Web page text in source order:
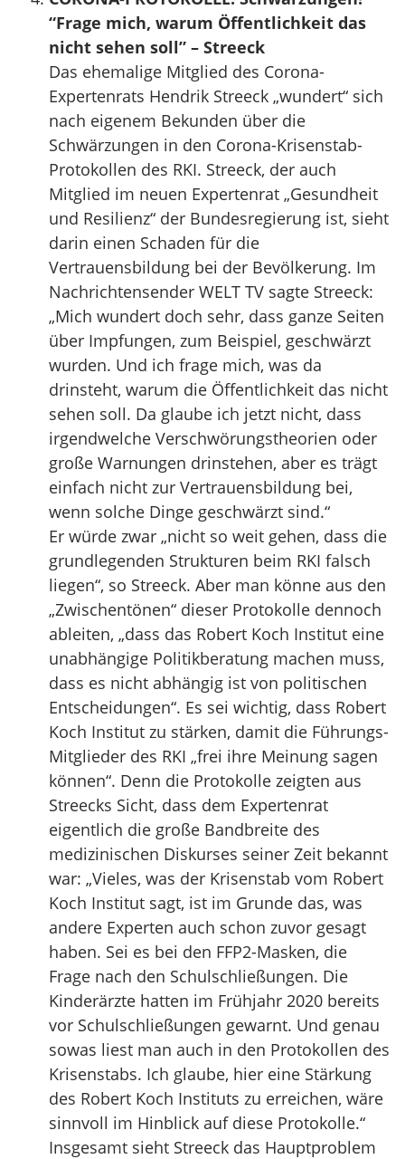
“Frage mich, warum Öffentlichkeit das
nicht sehen soll” – Streeck
Das ehemalige Mitglied des Corona-
Expertenrats Hendrik Streeck „wundert“ sich
nach eigenem Bekunden über die
Schwärzungen in den Corona-Krisenstab-
Protokollen des RKI. Streeck, der auch
Mitglied im neuen Expertenrat „Gesundheit
und Resilienz“ der Bundesregierung ist, sieht
darin einen Schaden für die
Vertrauensbildung bei der Bevölkerung. Im
Nachrichtensender WELT TV sagte Streeck:
„Mich wundert doch sehr, dass ganze Seiten
über Impfungen, zum Beispiel, geschwärzt
wurden. Und ich frage mich, was da
drinsteht, warum die Öffentlichkeit das nicht
sehen soll. Da glaube ich jetzt nicht, dass
irgendwelche Verschwörungstheorien oder
große Warnungen drinstehen, aber es trägt
einfach nicht zur Vertrauensbildung bei,
wenn solche Dinge geschwärzt sind.“
Er würde zwar „nicht so weit gehen, dass die
grundlegenden Strukturen beim RKI falsch
liegen“, so Streeck. Aber man könne aus den
„Zwischentönen“ dieser Protokolle dennoch
ableiten, „dass das Robert Koch Institut eine
unabhängige Politikberatung machen muss,
dass es nicht abhängig ist von politischen
Entscheidungen“. Es sei wichtig, dass Robert
Koch Institut zu stärken, damit die Führungs-
Mitglieder des RKI „frei ihre Meinung sagen
können“. Denn die Protokolle zeigten aus
Streecks Sicht, dass dem Expertenrat
eigentlich die große Bandbreite des
medizinischen Diskurses seiner Zeit bekannt
war: „Vieles, was der Krisenstab vom Robert
Koch Institut sagt, ist im Grunde das, was
andere Experten auch schon zuvor gesagt
haben. Sei es bei den FFP2-Masken, die
Frage nach den Schulschließungen. Die
Kinderärzte hatten im Frühjahr 2020 bereits
vor Schulschließungen gewarnt. Und genau
sowas liest man auch in den Protokollen des
Krisenstabs. Ich glaube, hier eine Stärkung
des Robert Koch Instituts zu erreichen, wäre
sinnvoll im Hinblick auf diese Protokolle.“
Insgesamt sieht Streeck das Hauptproblem